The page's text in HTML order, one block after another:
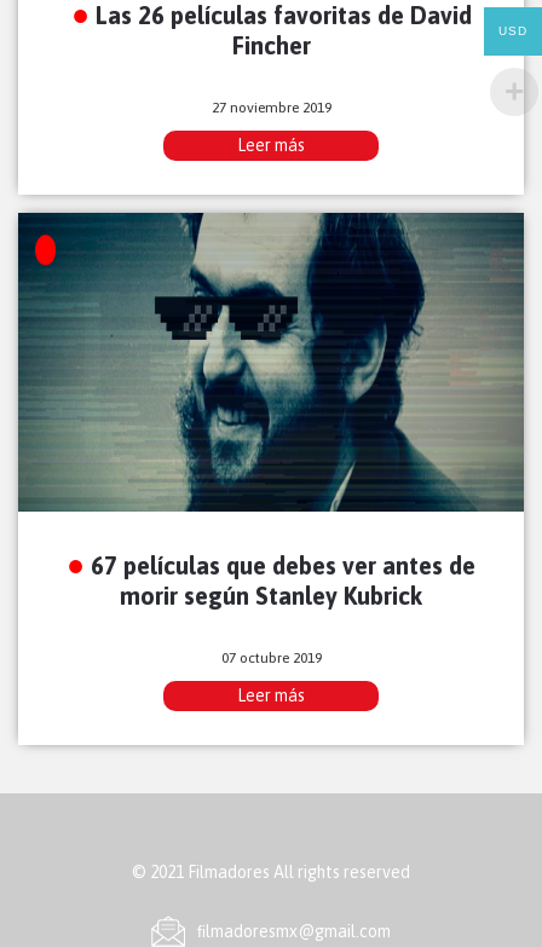
Las 26 películas favoritas de David
Fincher
27 noviembre 2019
Leer más
67 películas que debes ver antes de
morir según Stanley Kubrick
07 octubre 2019
Leer más
© 2021 Filmadores All rights reserved
ﬁlmadoresmx@gmail.com
USD